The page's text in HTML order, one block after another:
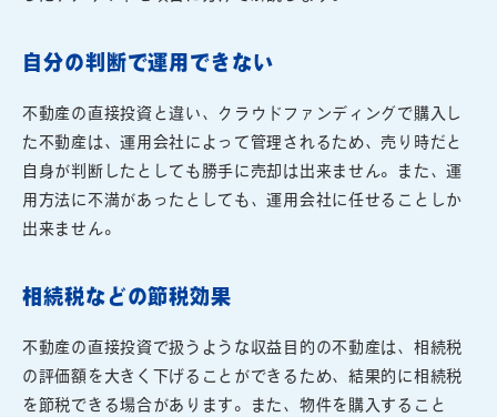
自分の判断で運用できない
不動産の直接投資と違い、クラウドファンディングで購入し
た不動産は、運用会社によって管理されるため、売り時だと
自身が判断したとしても勝手に売却は出来ません。また、運
用方法に不満があったとしても、運用会社に任せることしか
出来ません。
相続税などの節税効果
不動産の直接投資で扱うような収益目的の不動産は、相続税
の評価額を大きく下げることができるため、結果的に相続税
を節税できる場合があります。また、物件を購入すること